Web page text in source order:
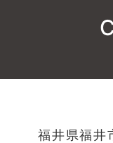
福井県福井